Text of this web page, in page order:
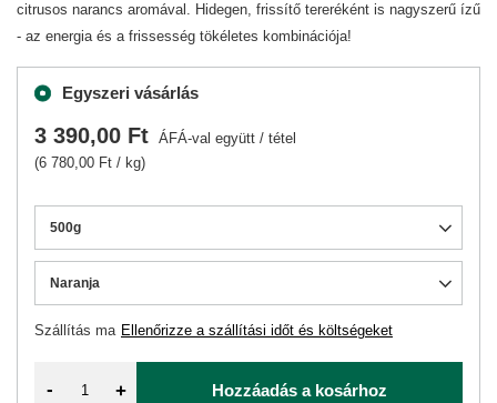
citrusos narancs aromával. Hidegen, frissítő tereréként is nagyszerű ízű
- az energia és a frissesség tökéletes kombinációja!
Egyszeri vásárlás
500g
Naranja
Szállítás ma Ellenőrizze a szállítási időt és költségeket
3 390,00 Ft ÁFÁ-val együtt / tétel
(6 780,00 Ft / kg)
- + Hozzáadás a kosárhoz